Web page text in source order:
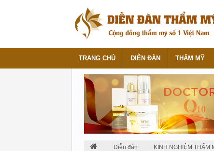
Diễn đàn KINH NGHIỆM THẨM
TRANG CHỦ DIỄN ĐÀN THẨM MỸ